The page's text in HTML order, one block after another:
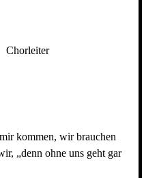
Chorleiter
kommen, wir brauchen
„denn ohne uns geht gar